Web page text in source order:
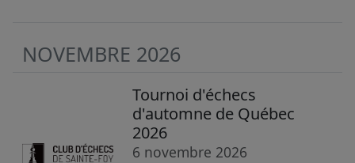
NOVEMBRE 2026
Tournoi d'échecs
d'automne de Québec
2026
6 novembre 2026